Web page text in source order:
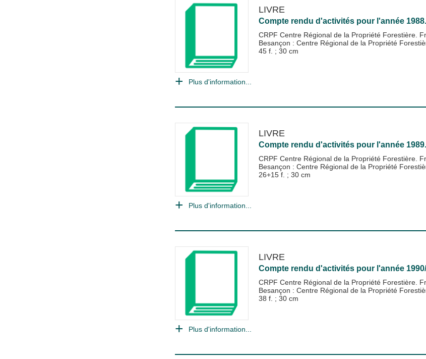
LIVRE
Compte rendu d'activités pour l'année 1988.
CRPF Centre Régional de la Propriété Forestière.
Besançon : Centre Régional de la Propriété
45 f. ; 30 cm
Plus d'information...
LIVRE
Compte rendu d'activités pour l'année 1989.
CRPF Centre Régional de la Propriété Forestière.
Besançon : Centre Régional de la Propriété
26+15 f. ; 30 cm
Plus d'information...
LIVRE
Compte rendu d'activités pour l'année
CRPF Centre Régional de la Propriété Forestière.
Besançon : Centre Régional de la Propriété
38 f. ; 30 cm
Plus d'information...